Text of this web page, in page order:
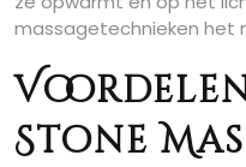
massagetechnieken het
Stone